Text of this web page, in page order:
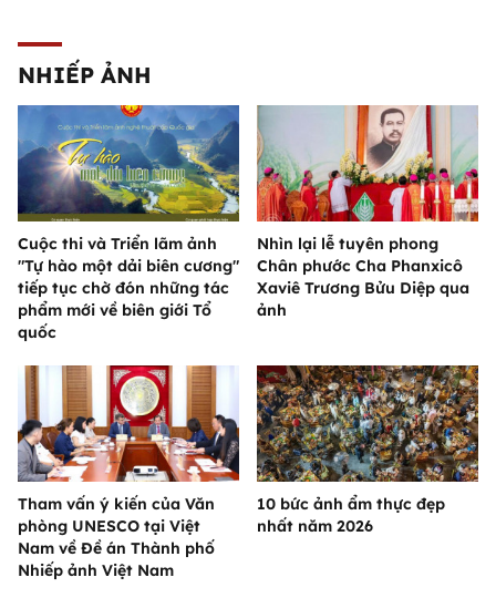
NHIẾP ẢNH
Cuộc thi và Triển lãm ảnh
"Tự hào một dải biên cương"
tiếp tục chờ đón những tác
phẩm mới về biên giới Tổ
quốc
Nhìn lại lễ tuyên phong
Chân phước Cha Phanxicô
Xaviê Trương Bửu Diệp qua
ảnh
Tham vấn ý kiến của Văn
phòng UNESCO tại Việt
Nam về Đề án Thành phố
Nhiếp ảnh Việt Nam
10 bức ảnh ẩm thực đẹp
nhất năm 2026